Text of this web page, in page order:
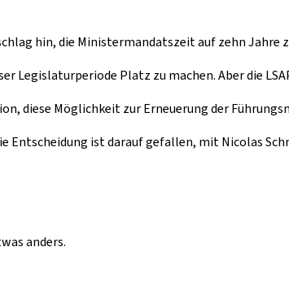
hin, die Ministermandatszeit auf zehn
Legislaturperiode Platz zu machen. Aber die
diese Möglichkeit zur Erneuerung der
ist darauf gefallen, mit Nicolas
anders.